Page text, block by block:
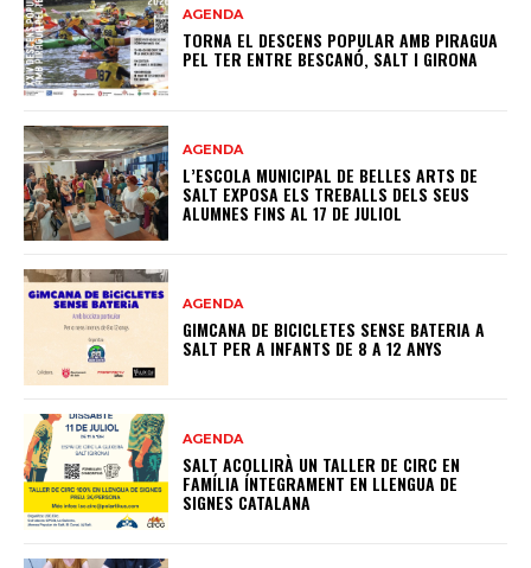
AGENDA
TORNA EL DESCENS POPULAR AMB PIRAGUA
PEL TER ENTRE BESCANÓ, SALT I GIRONA
AGENDA
L’ESCOLA MUNICIPAL DE BELLES ARTS DE
SALT EXPOSA ELS TREBALLS DELS SEUS
ALUMNES FINS AL 17 DE JULIOL
AGENDA
GIMCANA DE BICICLETES SENSE BATERIA A
SALT PER A INFANTS DE 8 A 12 ANYS
AGENDA
SALT ACOLLIRÀ UN TALLER DE CIRC EN
FAMÍLIA ÍNTEGRAMENT EN LLENGUA DE
SIGNES CATALANA